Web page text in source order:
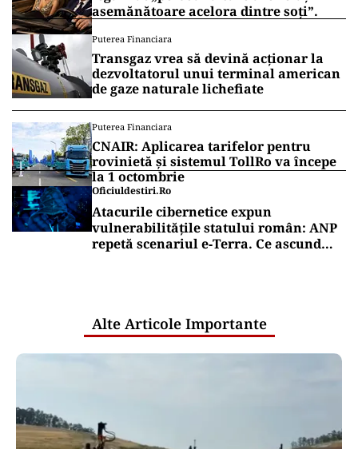
asemănătoare acelora dintre soți”.
Puterea Financiara
Transgaz vrea să devină acționar la
dezvoltatorul unui terminal american
de gaze naturale lichefiate
Puterea Financiara
CNAIR: Aplicarea tarifelor pentru
rovinietă și sistemul TollRo va începe
la 1 octombrie
Oficiuldestiri.ro
Atacurile cibernetice expun
vulnerabilitățile statului român: ANP
repetă scenariul e‑Terra. Ce ascund
Alte Articole Importante